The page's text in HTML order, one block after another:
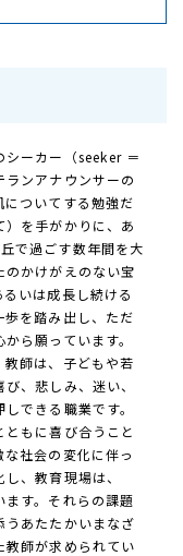
シーカー（seeker ＝
ンアナウンサーの
ついてする勉強だ
を手がかりに、あ
で過ごす数年間を大
かけがえのない宝
いは成長し続ける
歩を踏み出し、ただ
ら願っています。
師は、子どもや若
、悲しみ、迷い、
できる職業です。
もに喜び合うこと
社会の変化に伴っ
、教育現場は、
す。それらの課題
あたたかいまなざ
教師が求められてい